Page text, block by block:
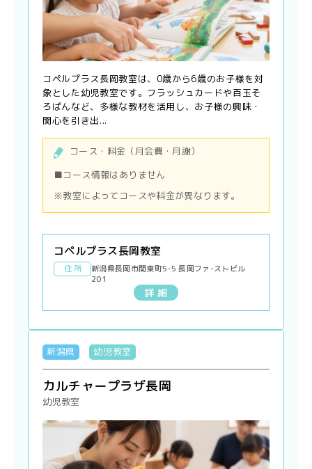
コペルプラス長岡教室は、0歳から6歳のお子様を対
象とした幼児教室です。フラッシュカードや百玉そ
ろばんなど、多様な教材を活用し、お子様の興味・
関心を引き出...
コース・料金（月会費・月謝）
■コース情報はありません
※教室によってコースや料金が異なります。
コペルプラス長岡教室
住 所
新潟県長岡市関東町5-5 長岡ファ-ストビル
201
詳 細
新潟県 幼児教室
カルチャープラザ長岡
幼児教室